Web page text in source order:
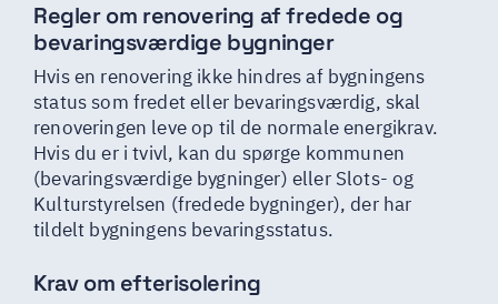
Regler om renovering af fredede og
bevaringsværdige bygninger
Hvis en renovering ikke hindres af bygningens
status som fredet eller bevaringsværdig, skal
renoveringen leve op til de normale energikrav.
Hvis du er i tvivl, kan du spørge kommunen
(bevaringsværdige bygninger) eller Slots- og
Kulturstyrelsen (fredede bygninger), der har
tildelt bygningens bevaringsstatus.
Krav om efterisolering